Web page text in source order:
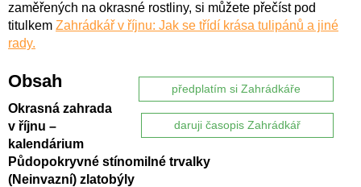
zaměřených na okrasné rostliny, si můžete přečíst pod
titulkem Zahrádkář v říjnu: Jak se třídí krása tulipánů a jiné
rady.
předplatím si Zahrádkáře
daruji časopis Zahrádkář
Obsah
Okrasná zahrada
v říjnu –
kalendárium
Půdopokryvné stínomilné trvalky
(Neinvazní) zlatobýly